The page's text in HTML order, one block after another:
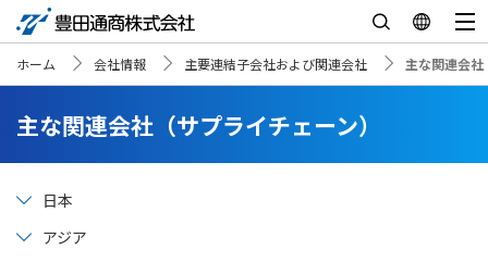
ホーム 会社情報 主要連結子会社および関連会社 主な関連会
主な関連会社（サプライチェーン）
日本
アジア